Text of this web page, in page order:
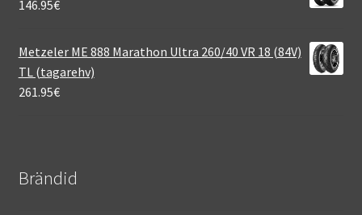
146.95€
Metzeler ME 888 Marathon Ultra 260/40 VR 18 (84V)
TL (tagarehv)
261.95€
Brändid